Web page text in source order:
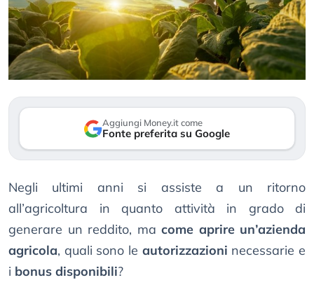
Aggiungi Money.it come
Fonte preferita su Google
Negli ultimi anni si assiste a un ritorno
all’agricoltura in quanto attività in grado di
generare un reddito, ma come aprire un’azienda
agricola, quali sono le autorizzazioni necessarie e
i bonus disponibili?